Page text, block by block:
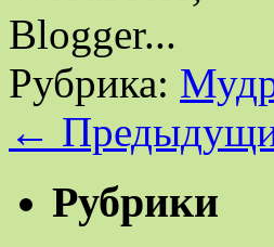
Рубрика:
←
Рубрики